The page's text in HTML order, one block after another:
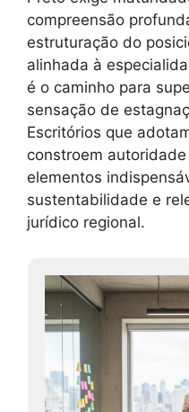
compreensão
estruturação do
alinhada à
é o caminho para
sensação de
Escritórios que
constroem
elementos
sustentabilidade e
jurídico regional.